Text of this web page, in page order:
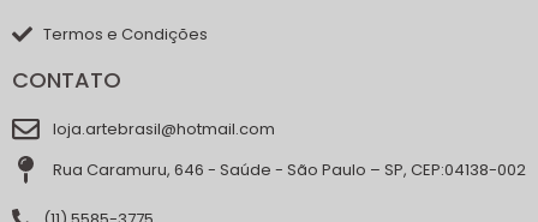
Termos e Condições
CONTATO
loja.artebrasil@hotmail.com
Rua Caramuru, 646 - Saúde - São Paulo – SP, CEP:04138-002